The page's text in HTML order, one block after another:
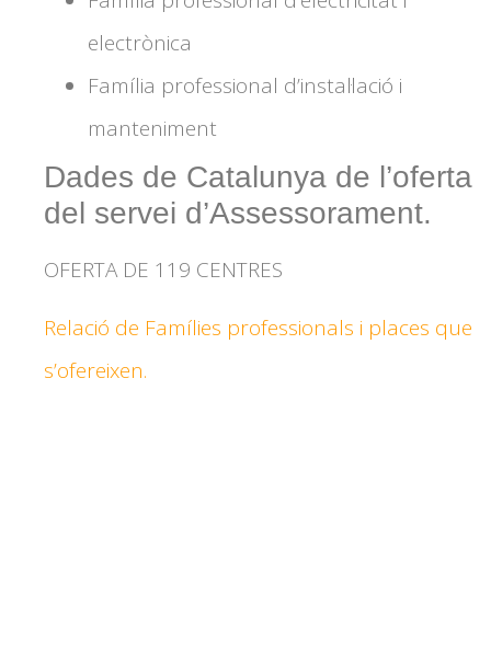
electrònica
Família professional d’instal·lació i
manteniment
Dades de Catalunya de l’oferta
del servei d’Assessorament.
OFERTA DE 119 CENTRES
Relació de Famílies professionals i places que
s’ofereixen.